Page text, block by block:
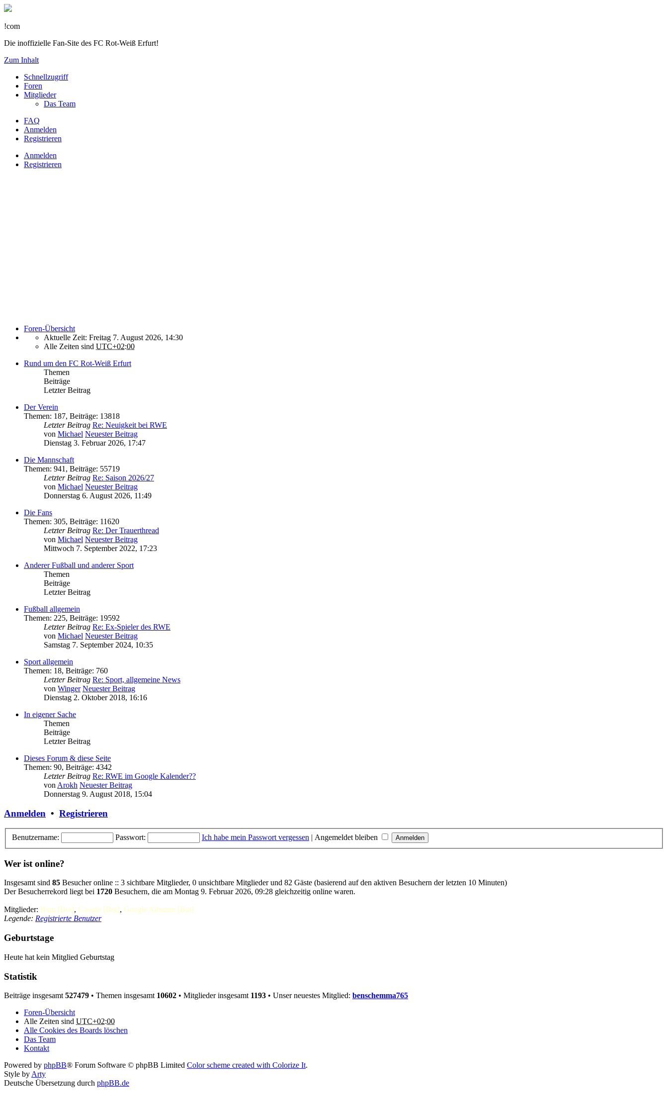
!com
Die inoffizielle Fan-Site des FC Rot-Weiß Erfurt!
Zum Inhalt
Schnellzugriff
Foren
Mitglieder
Das Team
FAQ
Anmelden
Registrieren
Anmelden
Registrieren
Foren-Übersicht
Aktuelle Zeit: Freitag 7. August 2026, 14:30
Alle Zeiten sind UTC+02:00
Rund um den FC Rot-Weiß Erfurt
Themen
Beiträge
Letzter Beitrag
Der Verein
Themen: 187, Beiträge: 13818
Letzter Beitrag Re: Neuigkeit bei RWE
von Michael Neuester Beitrag
Dienstag 3. Februar 2026, 17:47
Die Mannschaft
Themen: 941 , Beiträge: 55719
Letzter Beitrag Re: Saison 2026/27
von Michael Neuester Beitrag
Donnerstag 6. August 2026, 11:49
Die Fans
Themen: 305, Beiträge: 11620
Letzter Beitrag Re: Der Trauerthread
von Michael Neuester Beitrag
Mittwoch 7. September 2022, 17:23
Anderer Fußball und anderer Sport
Themen
Beiträge
Letzter Beitrag
Fußball allgemein
Themen: 225, Beiträge: 19592
Letzter Beitrag Re: Ex-Spieler des RWE
von Michael Neuester Beitrag
Samstag 7. September 2024, 10:35
Sport allgemein
Themen: 18, Beiträge: 760
Letzter Beitrag Re: Sport, allgemeine News
von Winger Neuester Beitrag
Dienstag 2. Oktober 2018, 16:16
In eigener Sache
Themen
Beiträge
Letzter Beitrag
Dieses Forum & diese Seite
Themen: 90, Beiträge: 4342
Letzter Beitrag Re: RWE im Google Kalender??
von Arokh Neuester Beitrag
Donnerstag 9. August 2018, 15:04
Anmelden • Registrieren
Benutzername: Passwort: Ich habe mein Passwort vergessen | Angemeldet bleiben
Wer ist online?
Insgesamt sind 85 Besucher online :: 3 sichtbare Mitglieder, 0 unsichtbare Mitglieder und 82 Gäste (basierend auf den aktiven Besuchern der letzten 10 Minuten)
Der Besucherrekord liegt bei 1720 Besuchern, die am Montag 9. Februar 2026, 09:28 gleichzeitig online waren.
Mitglieder: Bing [Bot], Google [Bot], Google Adsense [Bot]
Legende: Registrierte Benutzer
Geburtstage
Heute hat kein Mitglied Geburtstag
Statistik
Beiträge insgesamt 527479 • Themen insgesamt 10602 • Mitglieder insgesamt 1193 • Unser neuestes Mitglied: benschemma765
Foren-Übersicht
Alle Zeiten sind UTC+02:00
Alle Cookies des Boards löschen
Das Team
Kontakt
Powered by phpBB® Forum Software © phpBB Limited Color scheme created with Colorize It.
Style by Arty
Deutsche Übersetzung durch phpBB.de